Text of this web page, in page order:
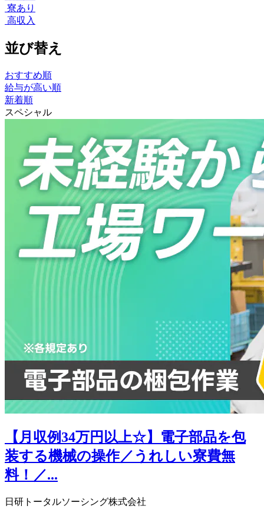
寮あり
高収入
並び替え
おすすめ順
給与が高い順
新着順
スペシャル
【月収例34万円以上☆】電子部品を包
装する機械の操作／うれしい寮費無
料！／...
日研トータルソーシング株式会社